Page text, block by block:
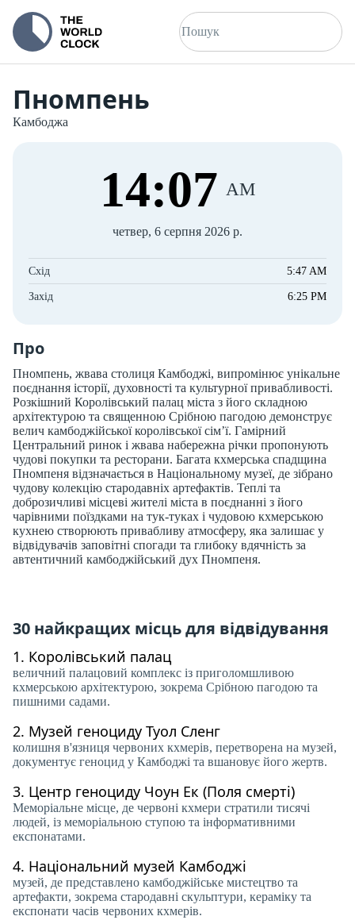
Пномпень
Камбоджа
14:08 AM
четвер, 6 серпня 2026 р.
Схід 5:47 AM
Захід 6:25 PM
Про
Пномпень, жвава столиця Камбоджі, випромінює унікальне
поєднання історії, духовності та культурної привабливості.
Розкішний Королівський палац міста з його складною
архітектурою та священною Срібною пагодою демонструє
велич камбоджійської королівської сім’ї. Гамірний
Центральний ринок і жвава набережна річки пропонують
чудові покупки та ресторани. Багата кхмерська спадщина
Пномпеня відзначається в Національному музеї, де зібрано
чудову колекцію стародавніх артефактів. Теплі та
доброзичливі місцеві жителі міста в поєднанні з його
чарівними поїздками на тук-туках і чудовою кхмерською
кухнею створюють привабливу атмосферу, яка залишає у
відвідувачів заповітні спогади та глибоку вдячність за
автентичний камбоджійський дух Пномпеня.
30 найкращих місць для відвідування
1. Королівський палац
величний палацовий комплекс із приголомшливою
кхмерською архітектурою, зокрема Срібною пагодою та
пишними садами.
2. Музей геноциду Туол Сленг
колишня в'язниця червоних кхмерів, перетворена на музей,
документує геноцид у Камбоджі та вшановує його жертв.
3. Центр геноциду Чоун Ек (Поля смерті)
Меморіальне місце, де червоні кхмери стратили тисячі
людей, із меморіальною ступою та інформативними
експонатами.
4. Національний музей Камбоджі
музей, де представлено камбоджійське мистецтво та
артефакти, зокрема стародавні скульптури, кераміку та
експонати часів червоних кхмерів.